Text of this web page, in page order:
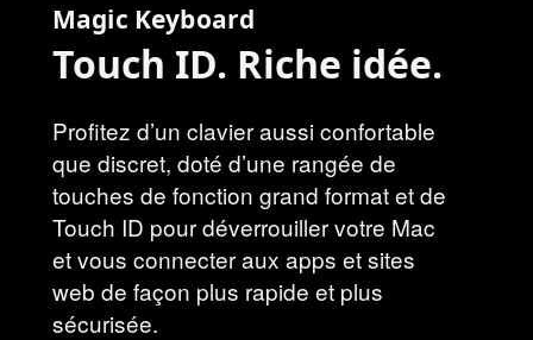
Magic Keyboard
Touch ID. Riche idée.
Profitez d’un clavier aussi confortable
que discret, doté d’une rangée de
touches de fonction grand format et de
Touch ID pour déverrouiller votre Mac
et vous connecter aux apps et sites
web de façon plus rapide et plus
sécurisée.